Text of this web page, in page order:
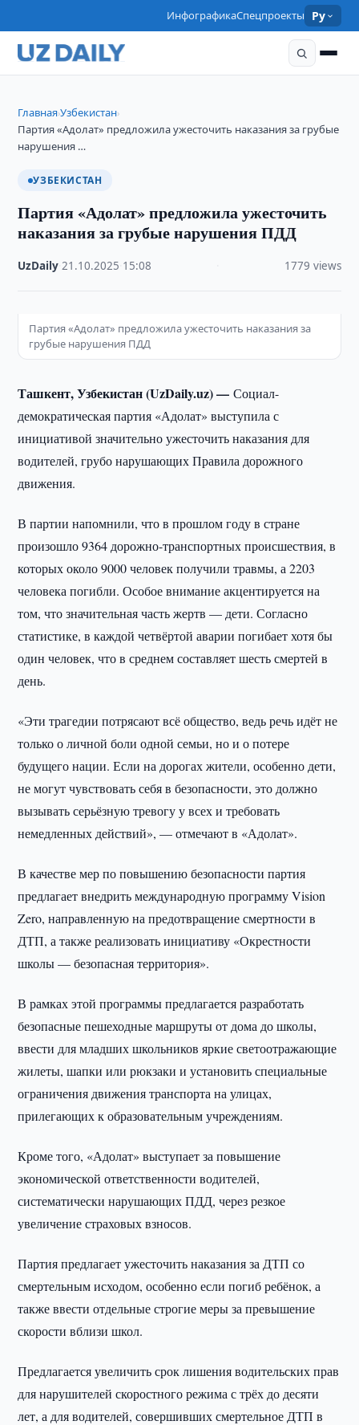
ИнфографикаСпецпроекты Ру
Главная›Узбекистан›
Партия «Адолат» предложила ужесточить наказания за грубые
нарушения …
УЗБЕКИСТАН
Партия «Адолат» предложила ужесточить
наказания за грубые нарушения ПДД
UzDaily ·21.10.2025 15:08 1779 views
Партия «Адолат» предложила ужесточить наказания за
грубые нарушения ПДД
Ташкент, Узбекистан (UzDaily.uz) —Социал-
демократическая партия «Адолат» выступила с
инициативой значительно ужесточить наказания для
водителей, грубо нарушающих Правила дорожного
движения.
В партии напомнили, что в прошлом году в стране
произошло 9364 дорожно-транспортных происшествия, в
которых около 9000 человек получили травмы, а 2203
человека погибли. Особое внимание акцентируется на
том, что значительная часть жертв — дети. Согласно
статистике, в каждой четвёртой аварии погибает хотя бы
один человек, что в среднем составляет шесть смертей в
день.
«Эти трагедии потрясают всё общество, ведь речь идёт не
только о личной боли одной семьи, но и о потере
будущего нации. Если на дорогах жители, особенно дети,
не могут чувствовать себя в безопасности, это должно
вызывать серьёзную тревогу у всех и требовать
немедленных действий», — отмечают в «Адолат».
В качестве мер по повышению безопасности партия
предлагает внедрить международную программу Vision
Zero, направленную на предотвращение смертности в
ДТП, а также реализовать инициативу «Окрестности
школы — безопасная территория».
В рамках этой программы предлагается разработать
безопасные пешеходные маршруты от дома до школы,
ввести для младших школьников яркие светоотражающие
жилеты, шапки или рюкзаки и установить специальные
ограничения движения транспорта на улицах,
прилегающих к образовательным учреждениям.
Кроме того, «Адолат» выступает за повышение
экономической ответственности водителей,
систематически нарушающих ПДД, через резкое
увеличение страховых взносов.
Партия предлагает ужесточить наказания за ДТП со
смертельным исходом, особенно если погиб ребёнок, а
также ввести отдельные строгие меры за превышение
скорости вблизи школ.
Предлагается увеличить срок лишения водительских прав
для нарушителей скоростного режима с трёх до десяти
лет, а для водителей, совершивших смертельное ДТП в